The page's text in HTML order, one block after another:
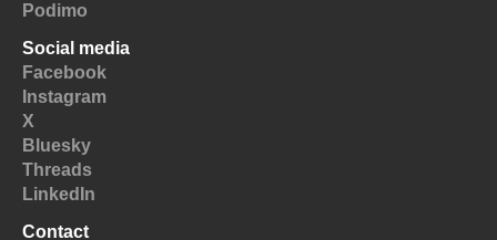
Podimo
Social media
Facebook
Instagram
X
Bluesky
Threads
LinkedIn
Contact